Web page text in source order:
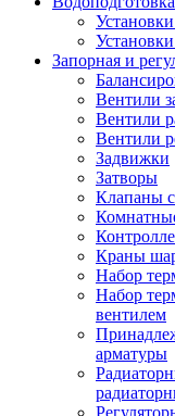
Запорная и
Вентили
Вентили
Вентили
Задвижки
Затворы
Клапаны
Краны
Набор
Набор
вентилем
арматуры